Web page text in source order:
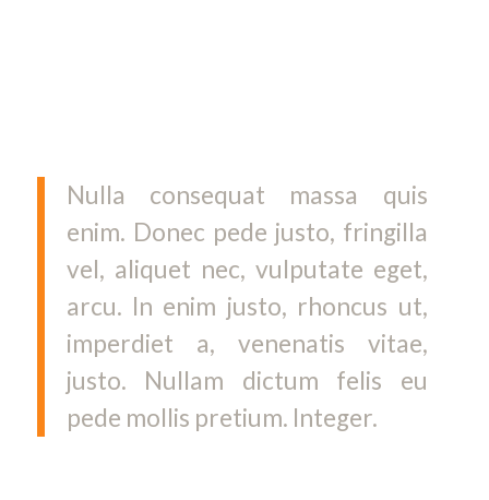
Nulla consequat massa quis
enim. Donec pede justo, fringilla
vel, aliquet nec, vulputate eget,
arcu. In enim justo, rhoncus ut,
imperdiet a, venenatis vitae,
justo. Nullam dictum felis eu
pede mollis pretium. Integer.